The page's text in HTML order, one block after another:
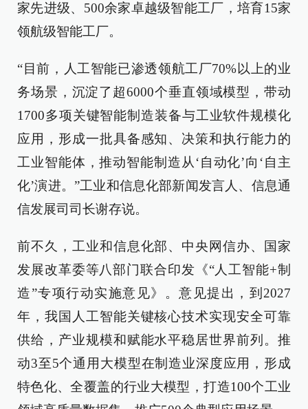
家先进级、500余家卓越级智能工厂，培育15家
领航级智能工厂。
“目前，人工智能已渗透领航工厂70%以上的业
务场景，沉淀了超6000个垂直领域模型，带动
1700多项关键智能制造装备与工业软件规模化
应用，形成一批具备感知、决策和执行能力的
工业智能体，推动智能制造从‘自动化’向‘自主
化’演进。”工业和信息化部新闻发言人、信息通
信发展司司长谢存说。
前不久，工业和信息化部、中央网信办、国家
发展改革委等八部门联合印发《“人工智能+制
造”专项行动实施意见》。意见提出，到2027
年，我国人工智能关键核心技术实现安全可靠
供给，产业规模和赋能水平稳居世界前列。推
动3至5个通用大模型在制造业深度应用，形成
特色化、全覆盖的行业大模型，打造100个工业